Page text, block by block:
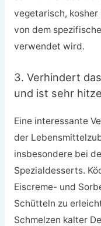
vegetarisch,
von dem
verwendet wird.
3. Verhindert
und ist sehr
Eine interessante
der
insbesondere bei
Spezialdesserts.
Eiscreme- und
Schütteln zu
Schmelzen kalter